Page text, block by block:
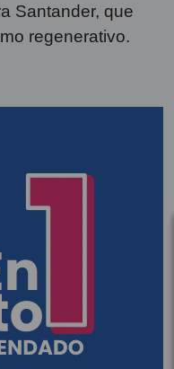
Santander, que
regenerativo.